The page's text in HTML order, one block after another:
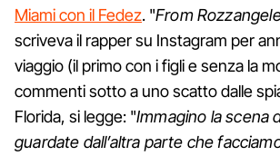
Miami con il Fedez. "From
scriveva il rapper su Instagram per
viaggio (il primo con i figli e senza la
commenti sotto a uno scatto dalle
Florida, si legge: "Immagino la scena
guardate dall’altra parte che